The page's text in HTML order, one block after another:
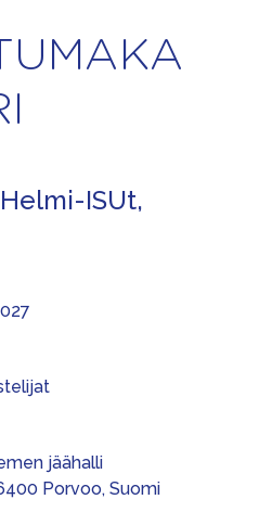
ISUt,
jäähalli
Porvoo, Suomi